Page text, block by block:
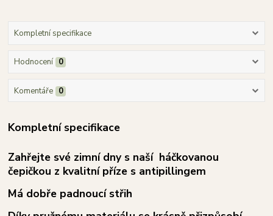
Kompletní specifikace
Hodnocení 0
Komentáře 0
Kompletní specifikace
Zahřejte své zimní dny s naší háčkovanou
čepičkou z kvalitní příze s antipillingem
Má dobře padnoucí střih